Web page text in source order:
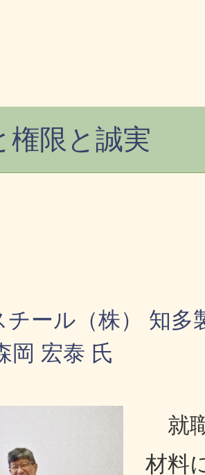
権限と誠実
チール（株） 知
宏泰 氏
就
材料